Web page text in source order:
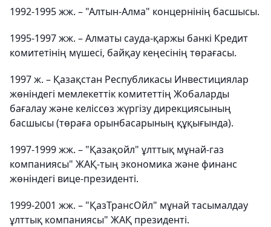
1992-1995 жж. – "Алтын-Алма" концернінің басшысы.
1995-1997 жж. – Алматы сауда-қаржы банкі Кредит
комитетінің мүшесі, байқау кеңесінің төрағасы.
1997 ж. – Қазақстан Республикасы Инвестициялар
жөніндегі мемлекеттік комитеттің Жобаларды
бағалау және келіссөз жүргізу дирекциясының
басшысы (төраға орынбасарының құқығында).
1997-1999 жж. – "Қазақойл" ұлттық мұнай-газ
компаниясы" ЖАҚ-тың экономика және финанс
жөніндегі вице-президенті.
1999-2001 жж. – "ҚазТрансОйл" мұнай тасымалдау
ұлттық компаниясы" ЖАҚ президенті.